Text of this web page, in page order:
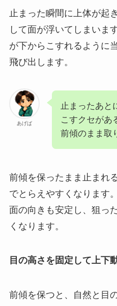
止まった瞬間に上体が起
して面が浮いてしまいま
が下からこすれるように
飛び出します。
あげば
止まったあと
こすクセがあ
前傾のまま取
前傾を保ったまま止まれ
でとらえやすくなります
面の向きも安定し、狙っ
くなります。
目の高さを固定して上下
前傾を保つと、自然と目